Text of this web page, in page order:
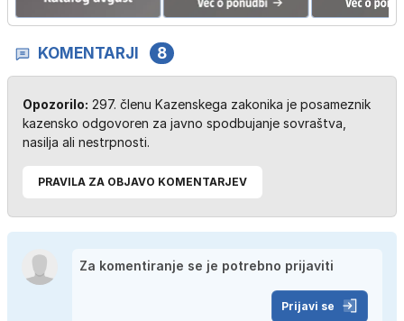
KOMENTARJI 8
Opozorilo: 297. členu Kazenskega zakonika je posameznik
kazensko odgovoren za javno spodbujanje sovraštva,
nasilja ali nestrpnosti.
PRAVILA ZA OBJAVO KOMENTARJEV
Prijavi se